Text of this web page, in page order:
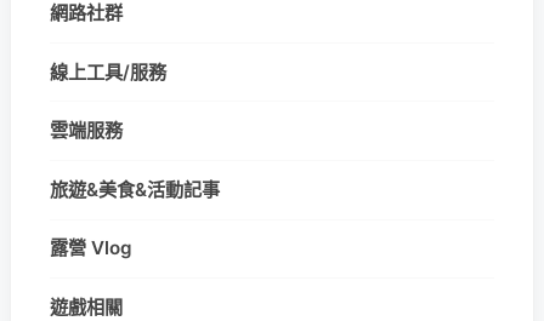
網路社群
線上工具/服務
雲端服務
旅遊&美食&活動記事
露營 Vlog
遊戲相關